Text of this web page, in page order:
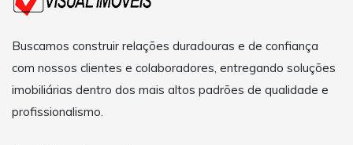
Buscamos construir relações duradouras e de confiança
com nossos clientes e colaboradores, entregando soluções
imobiliárias dentro dos mais altos padrões de qualidade e
profissionalismo.